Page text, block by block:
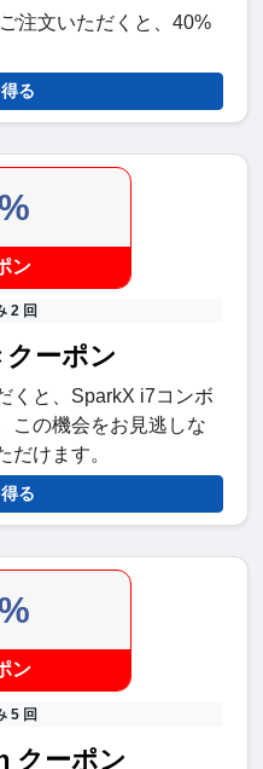
注文いただくと、40%
る
ン
2 回
ーポン
くと、SparkX i7コンボ
この機会をお見逃しな
だけます。
る
ン
5 回
クーポン